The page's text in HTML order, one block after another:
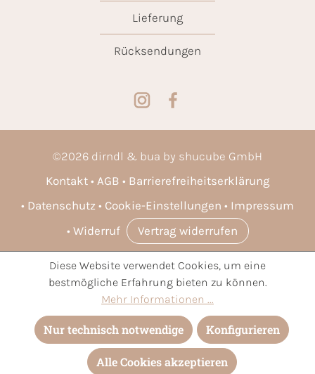
Lieferung
Rücksendungen
©2026 dirndl & bua by shucube GmbH
Kontakt
AGB
Barrierefreiheitserklärung
Datenschutz
Cookie-Einstellungen
Impressum
Widerruf
Vertrag widerrufen
* Alle Preise inkl. gesetzl. Mehrwertsteuer zzgl.Versandkosten
und ggf. Nachnahmegebühren, wenn nicht anders angegeben.
Diese Website verwendet Cookies, um eine
bestmögliche Erfahrung bieten zu können.
Mehr Informationen ...
Nur technisch notwendige Konfigurieren
Alle Cookies akzeptieren